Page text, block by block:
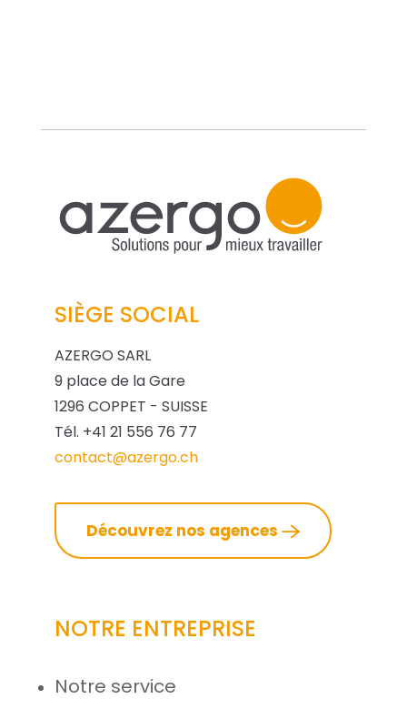
SIÈGE SOCIAL
AZERGO SARL
9 place de la Gare
1296 COPPET - SUISSE
Tél. +41 21 556 76 77
contact@azergo.ch
Découvrez nos agences
NOTRE ENTREPRISE
Notre service